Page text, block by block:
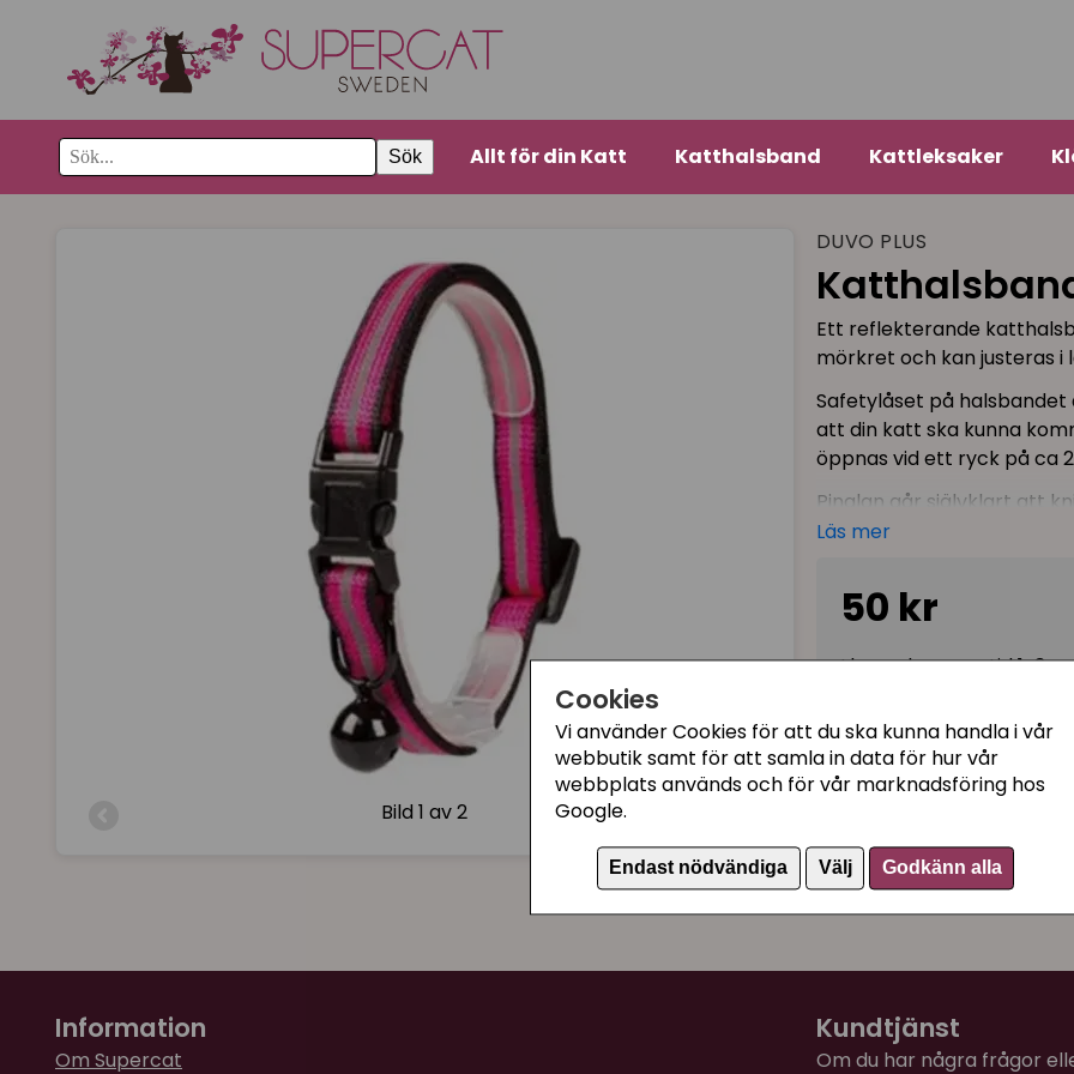
Cookies
Vi använder Cookies för att du ska kunna handla i vår
webbutik samt för att samla in data för hur vår
webbplats används och för vår marknadsföring hos
Google.
Endast nödvändiga Välj Godkänn alla
Sök Allt för din Katt Katthalsband Kattleksaker
Bild1 av 2
DUVO PLUS
Ett reflekterande
mörkret och kan justeras i
Safetylåset på
att din katt ska kunna
öppnas vid ett ryck på ca
Pinglan går självklart att
Storlek:
(Skillnaden mellan
sortiment som ser
safetyknäppe och det
Läs mer
50 kr
I lager, leveranstid 1-3
Kategorier:
Katthalsband med
Artikelnummer:
Information
Om Supercat
Kundtjänst
Om du har några frågor